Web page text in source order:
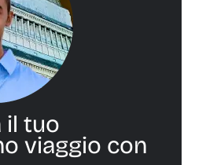
il tuo
viaggio con